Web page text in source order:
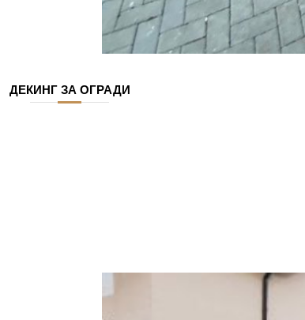
ДЕКИНГ ЗА ОГРАДИ